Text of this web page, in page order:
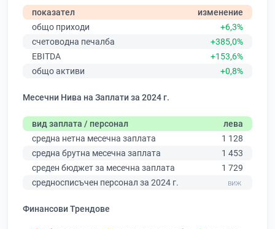
показател
изменение
общо приходи
+6,3%
счетоводна печалба
+385,0%
EBITDA
+153,6%
общо активи
+0,8%
Месечни Нива на Заплати за 2024 г.
вид заплата / персонал
лева
средна нетна месечна заплата
1 128
средна брутна месечна заплата
1 453
среден бюджет за месечна заплата
1 729
средносписъчен персонал за 2024 г.
Финансови Трендове